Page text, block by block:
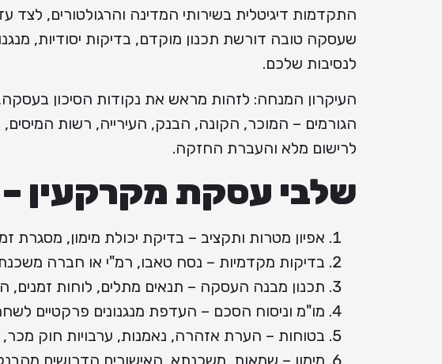
התקדמות דיגיטלית בשירותי המדינה והרגולטורים, לצד
שעסקה טובה דורשת תכנון מוקדם, בדיקות יסודיות,
לנסיבות שלכם.
העיקרון המנחה: לזהות מראש את נקודות הסיכון בעסקה,
הגורמים – המוכר, הקונה, הבנק, העירייה, רשות
לרישום מלא והעברת החזקה.
שלבי עסקת מקרקעין
אפיון מטרות ותקציב – בדיקת יכולת מימון, מסגרת
בדיקות מקדמיות – נסח טאבו, רמ"י או חברה משכנת,
תכנון מבנה העסקה – תנאים מתלים, לוחות זמנים,
מו"מ וניסוח הסכם – העדפת מנגנונים פרקטיים
בטוחות – הערת אזהרה, נאמנות, ערבויות חוק מכר,